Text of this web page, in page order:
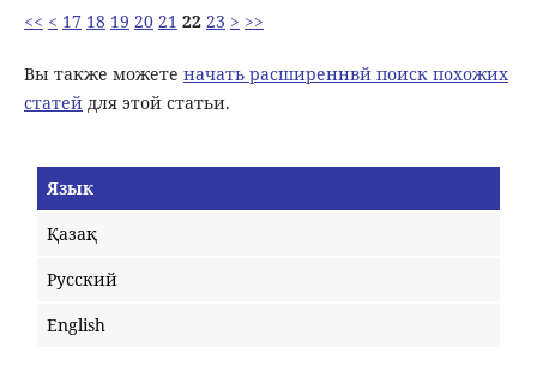
<< < 17 18 19 20 21 22 23 > >>
Вы также можете начать расширеннвй поиск похожих
статейдля этой статьи.
Язык
Қазақ
Русский
English